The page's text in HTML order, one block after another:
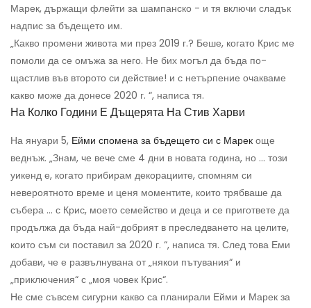
Марек, държащи флейти за шампанско - и тя включи сладък
надпис за бъдещето им.
„Какво промени живота ми през 2019 г.? Беше, когато Крис ме
помоли да се омъжа за него. Не бих могъл да бъда по-
щастлив във второто си действие! и с нетърпение очакваме
какво може да донесе 2020 г. “, написа тя.
На Колко Години Е Дъщерята На Стив Харви
На януари 5, Ейми спомена за бъдещето си с Марек още
веднъж. „Знам, че вече сме 4 дни в новата година, но ... този
уикенд е, когато прибирам декорациите, спомням си
невероятното време и ценя моментите, които трябваше да
събера ... с Крис, моето семейство и деца и се пригответе да
продължа да бъда най-добрият в преследването на целите,
които съм си поставил за 2020 г. “, написа тя. След това Еми
добави, че е развълнувана от „някои пътувания“ и
„приключения“ с „моя човек Крис“.
Не сме съвсем сигурни какво са планирали Ейми и Марек за